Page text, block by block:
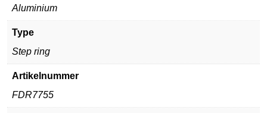
Aluminium
Type
Step ring
Artikelnummer
FDR7755